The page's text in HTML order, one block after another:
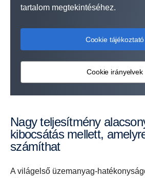
tartalom megtekintéséhez.
Cookie tájékoztató
Cookie irányelvek
Nagy teljesítmény alacsony károsanyag-
kibocsátás mellett,
számíthat
A világelső üzemanyag-